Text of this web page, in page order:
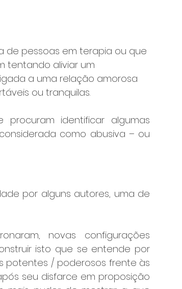
de pessoas em terapia ou que
tentando aliviar um
a uma relação amorosa
ou tranquilas.
identificar algumas
como abusiva – ou
por alguns autores, uma de
novas configurações
isto que se entende por
potentes / poderosos frente às
seu disfarce em proposição